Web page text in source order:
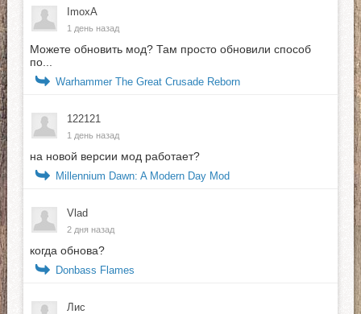
ImoxA
1 день назад
Можете обновить мод? Там просто обновили способ
по...
Warhammer The Great Crusade Reborn
122121
1 день назад
на новой версии мод работает?
Millennium Dawn: A Modern Day Mod
Vlad
2 дня назад
когда обнова?
Donbass Flames
Лис